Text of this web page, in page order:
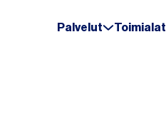
Palvelut Toimialat